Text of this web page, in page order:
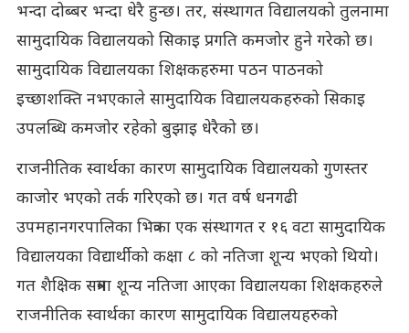
भन्दा दोब्बर भन्दा धेरै हुन्छ। तर, संस्थागत विद्यालयको तुलनामा
सामुदायिक विद्यालयको सिकाइ प्रगति कमजोर हुने गरेको छ।
सामुदायिक विद्यालयका शिक्षकहरुमा पठन पाठनको
इच्छाशक्ति नभएकाले सामुदायिक विद्यालयकहरुको सिकाइ
उपलब्धि कमजोर रहेको बुझाइ धेरैको छ।
राजनीतिक स्वार्थका कारण सामुदायिक विद्यालयको गुणस्तर
काजोर भएको तर्क गरिएको छ। गत वर्ष धनगढी
उपमहानगरपालिका भित्रका एक संस्थागत र १६ वटा सामुदायिक
विद्यालयका विद्यार्थीको कक्षा ८ को नतिजा शून्य भएको थियो।
गत शैक्षिक सत्रमा शून्य नतिजा आएका विद्यालयका शिक्षकहरुले
राजनीतिक स्वार्थका कारण सामुदायिक विद्यालयहरुको